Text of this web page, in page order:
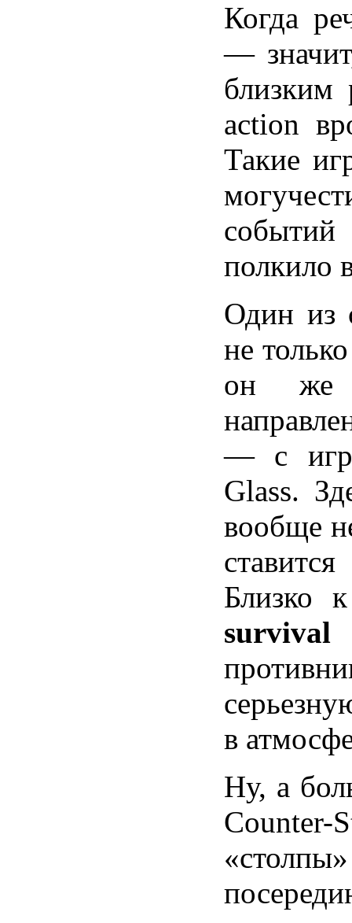
Когда
—
близким
action
Такие
полкило
Один из
не
он же
— с
Glass.
вообще
Близко
survival
в
Ну, а